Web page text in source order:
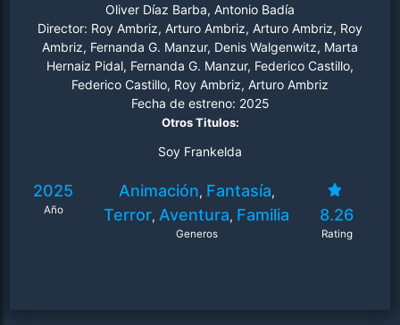
Oliver Díaz Barba, Antonio Badía
Director: Roy Ambriz, Arturo Ambriz, Arturo Ambriz, Roy
Ambriz, Fernanda G. Manzur, Denis Walgenwitz, Marta
Hernaiz Pidal, Fernanda G. Manzur, Federico Castillo,
Federico Castillo, Roy Ambriz, Arturo Ambriz
Fecha de estreno: 2025
Otros Titulos:
Soy Frankelda
2025
Año
Animación, Fantasía,
Terror, Aventura, Familia
Generos
8.26
Rating